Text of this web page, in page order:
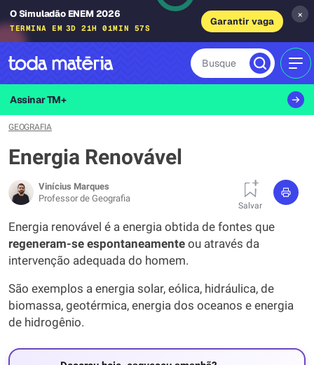
O Simuladão ENEM 2026
TERMINA EM 3D 21H 01MIN 56S
Garantir vaga
×
Busque
Assinar TM+
GEOGRAFIA
Energia Renovável
Vinícius Marques
Professor de Geografia
Salvar
Energia renovável é a energia obtida de fontes que
regeneram-se espontaneamente ou através da
intervenção adequada do homem.
São exemplos a energia solar, eólica, hidráulica, de
biomassa, geotérmica, energia dos oceanos e energia
de hidrogênio.